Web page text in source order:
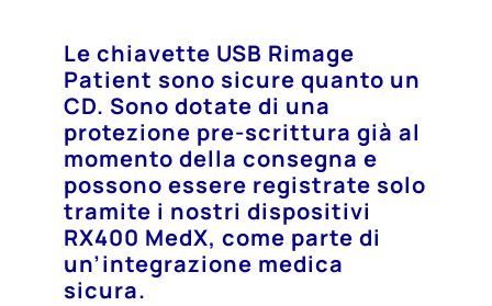
Le chiavette USB Rimage
Patient sono sicure quanto un
CD. Sono dotate di una
protezione pre-scrittura già al
momento della consegna e
possono essere registrate solo
tramite i nostri dispositivi
RX400 MedX, come parte di
un’integrazione medica
sicura.